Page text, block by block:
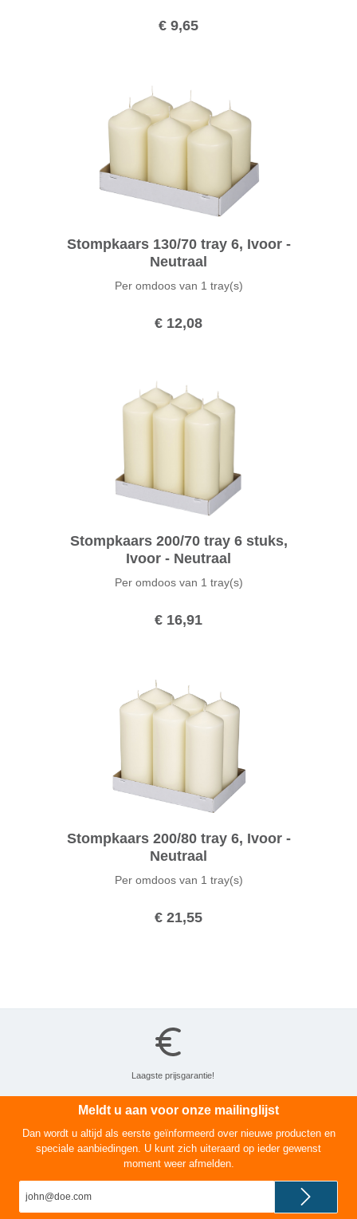
€ 9,65
Stompkaars 130/70 tray 6, Ivoor -
Neutraal
Per omdoos van 1 tray(s)
€ 12,08
Stompkaars 200/70 tray 6 stuks,
Ivoor - Neutraal
Per omdoos van 1 tray(s)
€ 16,91
Stompkaars 200/80 tray 6, Ivoor -
Neutraal
Per omdoos van 1 tray(s)
€ 21,55
Laagste prijsgarantie!
Meldt u aan voor onze mailinglijst
Dan wordt u altijd als eerste geïnformeerd over nieuwe producten en
speciale aanbiedingen. U kunt zich uiteraard op ieder gewenst
moment weer afmelden.